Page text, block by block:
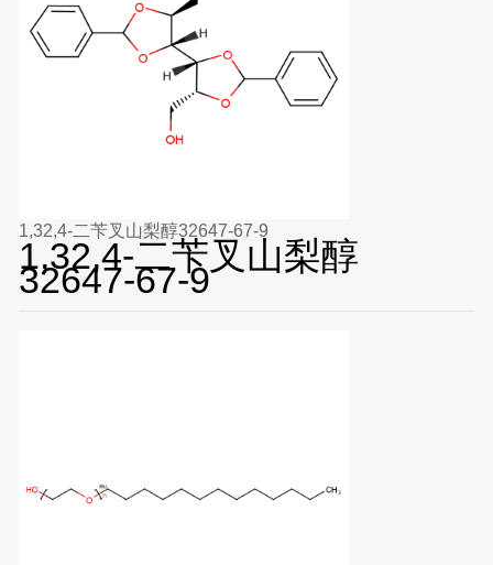
1,32,4-二苄叉山梨醇32647-67-9
1,32,4-二苄叉山梨醇
32647-67-9